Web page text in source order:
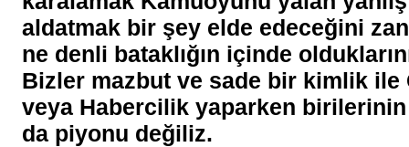
aldatmak bir şey elde edeceğini
ne denli bataklığın içinde
Bizler mazbut ve sade bir kimlik ile
veya Habercilik yaparken
da piyonu değiliz.